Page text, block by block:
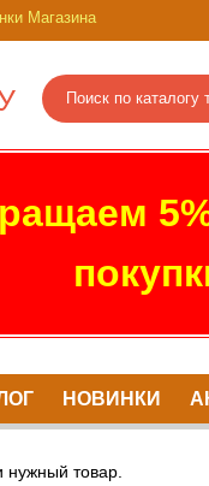
Магазина
НОВИНКИ
нужный товар.